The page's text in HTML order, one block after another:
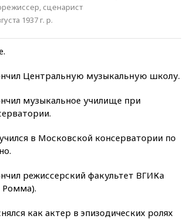
сценарист
1937 г. р.
Центральную музыкальную школу.
музыкальное училище при
в Московской консерватории по
режиссерский факультет ВГИКа
Ромма).
как актер в эпизодических ролях